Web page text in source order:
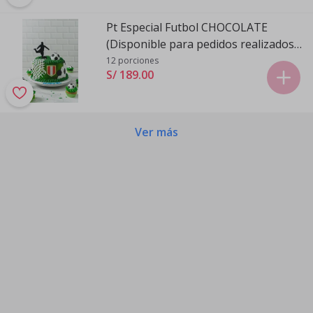
Pt Especial Futbol CHOCOLATE
(Disponible para pedidos realizados
de Domingo a Viernes)
12 porciones
S/ 189.00
Ver más